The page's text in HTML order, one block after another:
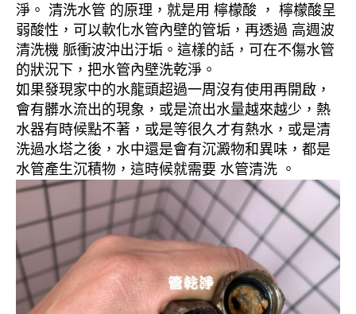
淨。 清洗水管 的原理，就是用 檸檬酸 ， 檸檬酸呈
弱酸性，可以軟化水管內壁的管垢，再透過 高週波
清洗機 脈衝波沖出汙垢。這樣的話，可在不傷水管
的狀況下，把水管內壁洗乾淨。
如果發現家中的水龍頭超過一周沒有使用再開啟，
會有髒水流出的現象，或是流出水量越來越少，熱
水器有時候點不著，或是等很久才有熱水，或是清
洗過水塔之後，水中還是會有沉澱物和異味，都是
水管產生沉積物，這時候就需要 水管清洗 。